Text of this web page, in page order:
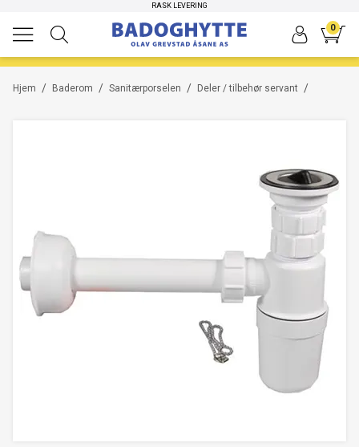
RASK LEVERING
0
/
Hjem /
Baderom /
Sanitærporselen /
Deler / tilbehør servant